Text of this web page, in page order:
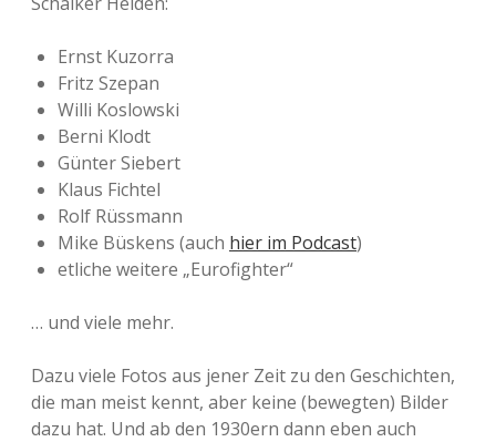
Ernst Kuzorra
Fritz Szepan
Willi Koslowski
Berni Klodt
Günter Siebert
Klaus Fichtel
Rolf Rüssmann
Mike Büskens (auch hier im Podcast)
etliche weitere „Eurofighter“
… und viele mehr.
Dazu viele Fotos aus jener Zeit zu den Geschichten,
die man meist kennt, aber keine (bewegten) Bilder
dazu hat. Und ab den 1930ern dann eben auch